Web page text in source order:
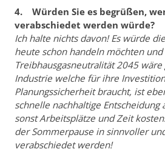
4. Würden Sie es begrüßen,
verabschiedet werden würde?
Ich halte nichts davon! Es würde
heute schon handeln möchten
Treibhausgasneutralität 2045
Industrie welche für ihre
Planungssicherheit braucht, ist
schnelle nachhaltige Entscheidung
sonst Arbeitsplätze und Zeit
der Sommerpause in sinnvoller
verabschiedet werden!